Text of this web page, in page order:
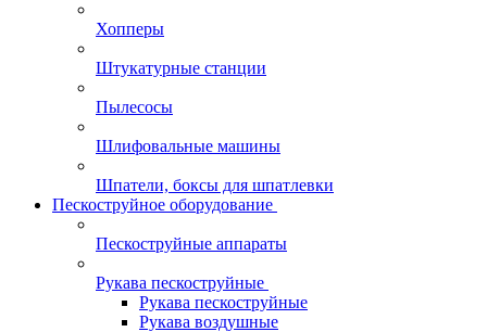
Хопперы
Штукатурные станции
Пылесосы
Шлифовальные машины
Шпатели, боксы для шпатлевки
Пескоструйное оборудование
Пескоструйные аппараты
Рукава пескоструйные
Рукава пескоструйные
Рукава воздушные